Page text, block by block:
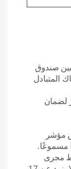
صندوق
المتبادل
لضمان
مؤشر
مسموعًا.
مجرى